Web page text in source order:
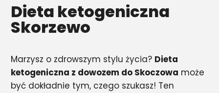
Dieta ketogeniczna
Skorzewo
Marzysz o zdrowszym stylu życia? Dieta
ketogeniczna z dowozem do Skoczowa może
być dokładnie tym, czego szukasz! Ten